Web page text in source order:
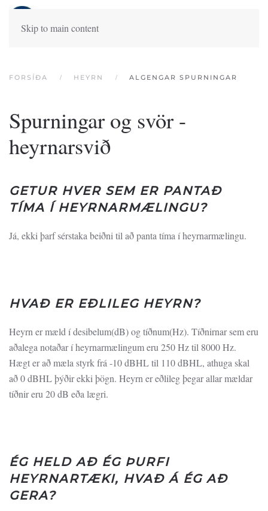
Skip to main content
FORSÍÐA HEYRN ALGENGAR SPURNINGAR
Spurningar og svör -
heyrnarsvið
GETUR HVER SEM ER PANTAÐ
TÍMA Í HEYRNARMÆLINGU?
Já, ekki þarf sérstaka beiðni til að panta tíma í heyrnarmælingu.
HVAÐ ER EÐLILEG HEYRN?
Heyrn er mæld í desibelum(dB) og tíðnum(Hz). Tíðnirnar sem eru
aðalega notaðar í heyrnarmælingum eru 250 Hz til 8000 Hz.
Hægt er að mæla styrk frá -10 dBHL til 110 dBHL, athuga skal
að 0 dBHL þýðir ekki þögn. Heyrn er eðlileg þegar allar mældar
tíðnir eru 20 dB eða lægri.
ÉG HELD AÐ ÉG ÞURFI
HEYRNARTÆKI, HVAÐ Á ÉG AÐ
GERA?